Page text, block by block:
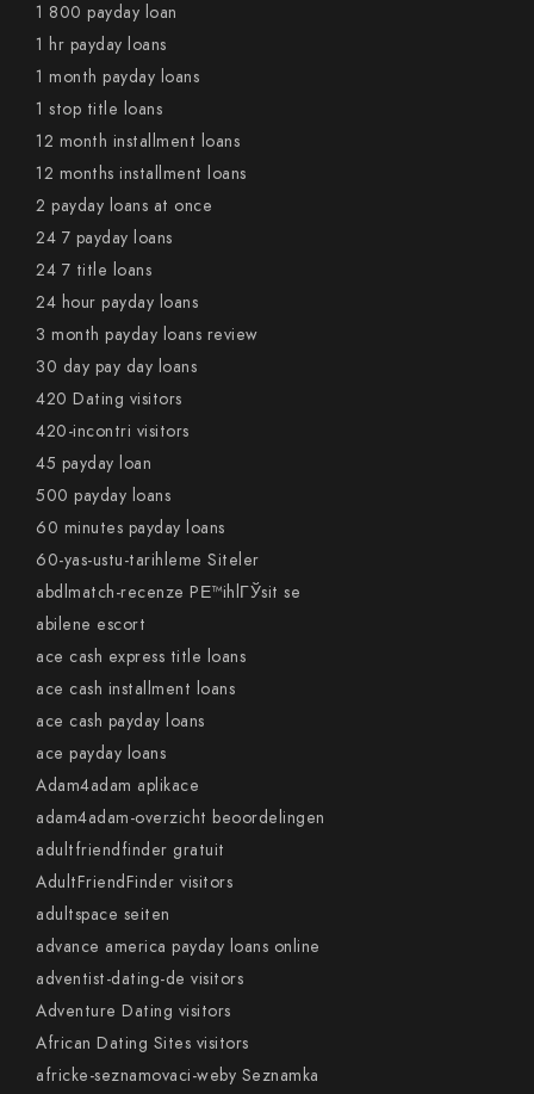
1 800 payday loan
1 hr payday loans
1 month payday loans
1 stop title loans
12 month installment loans
12 months installment loans
2 payday loans at once
24 7 payday loans
24 7 title loans
24 hour payday loans
3 month payday loans review
30 day pay day loans
420 Dating visitors
420-incontri visitors
45 payday loan
500 payday loans
60 minutes payday loans
60-yas-ustu-tarihleme Siteler
abdlmatch-recenze PЕ™ihlГЎsit se
abilene escort
ace cash express title loans
ace cash installment loans
ace cash payday loans
ace payday loans
Adam4adam aplikace
adam4adam-overzicht beoordelingen
adultfriendfinder gratuit
AdultFriendFinder visitors
adultspace seiten
advance america payday loans online
adventist-dating-de visitors
Adventure Dating visitors
African Dating Sites visitors
africke-seznamovaci-weby Seznamka